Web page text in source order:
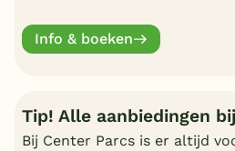
Center Parcs.
Info & boeken
Tip! Alle aanbiedingen
Bij Center Parcs is er altijd